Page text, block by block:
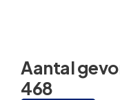
Aantal
468